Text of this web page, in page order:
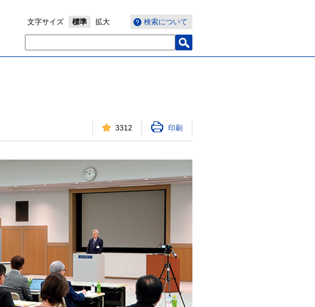
検索について
文字サイズ 標準 拡大
3312 印刷